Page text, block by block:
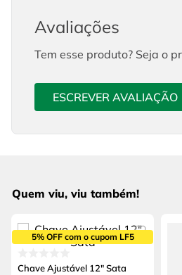
Avaliações
Tem esse produto? Seja o
ESCREVER AVALIAÇÃO
Quem viu, viu também!
5% OFF com o cupom LF5
Chave Ajustável 12" Sata